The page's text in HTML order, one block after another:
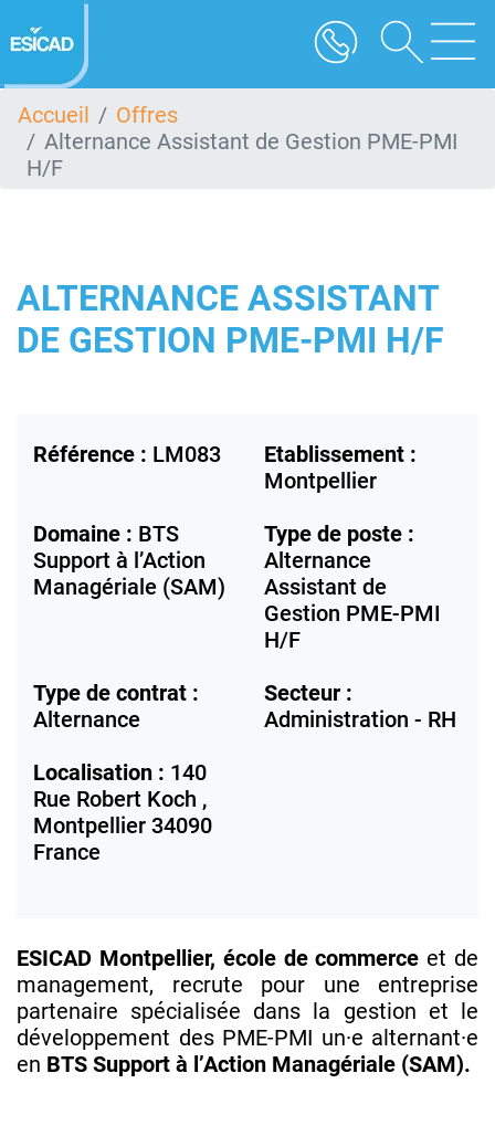
au
contenu
Accueil
Offres
Alternance Assistant de Gestion PME-PMI
H/F
ALTERNANCE ASSISTANT
DE GESTION PME-PMI H/F
Référence : LM083
Etablissement :
Montpellier
Domaine : BTS
Support à l’Action
Managériale (SAM)
Type de poste :
Alternance
Assistant de
Gestion PME-PMI
H/F
Type de contrat :
Alternance
Secteur :
Administration - RH
Localisation : 140
Rue Robert Koch ,
Montpellier 34090
France
ESICAD Montpellier, école de commerce et de
management, recrute pour une entreprise
partenaire spécialisée dans la gestion et le
développement des PME-PMI un·e alternant·e
en BTS Support à l’Action Managériale (SAM).